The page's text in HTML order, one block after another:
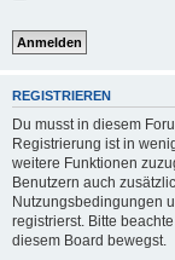
REGISTRIEREN
Du musst in diesem
Registrierung ist in
weitere Funktionen
Benutzern auch
Nutzungsbedingungen
registrierst. Bitte
diesem Board bewegst.